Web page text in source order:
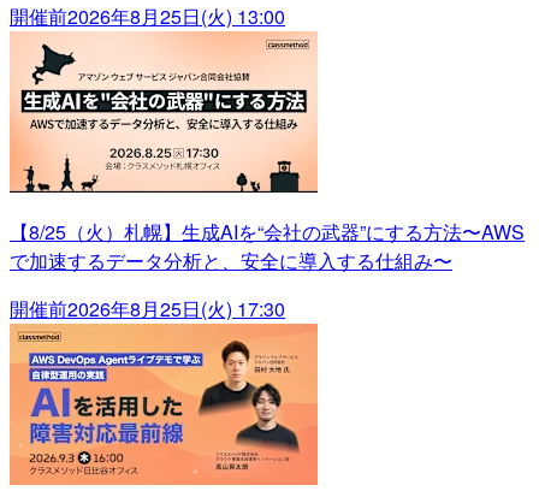
開催前2026年8月25日(火) 13:00
【8/25（火）札幌】生成AIを“会社の武器”にする方法〜AWS
で加速するデータ分析と、安全に導入する仕組み〜
開催前2026年8月25日(火) 17:30